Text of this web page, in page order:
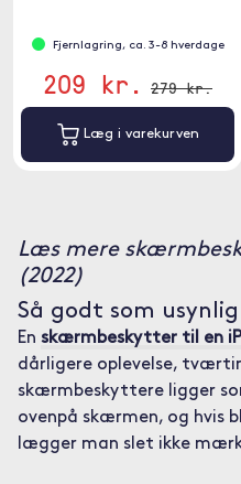
Fjernlagring, ca. 3-8 hverdage
209 kr. 279 kr.
Læg i varekurven
Læs mere
(2022)
Så godt som usynlig
En skærmbeskytter til en
dårligere oplevelse,
skærmbeskyttere ligger
ovenpå skærmen, og hvis
lægger man slet ikke